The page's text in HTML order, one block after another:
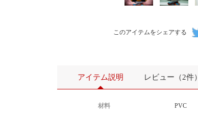
このアイテムをシェアする
アイテム説明 レビュー（2件）
材料 PVC